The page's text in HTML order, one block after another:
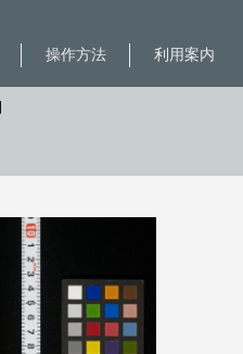
利用案内
操作方法